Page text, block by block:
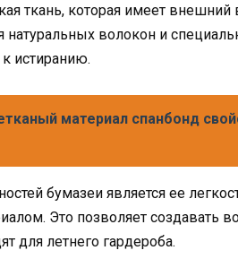
ткань, которая имеет внешний
натуральных волокон и
к истиранию.
материал спанбонд
бумазеи является ее
Это позволяет создавать
для летнего гардероба.